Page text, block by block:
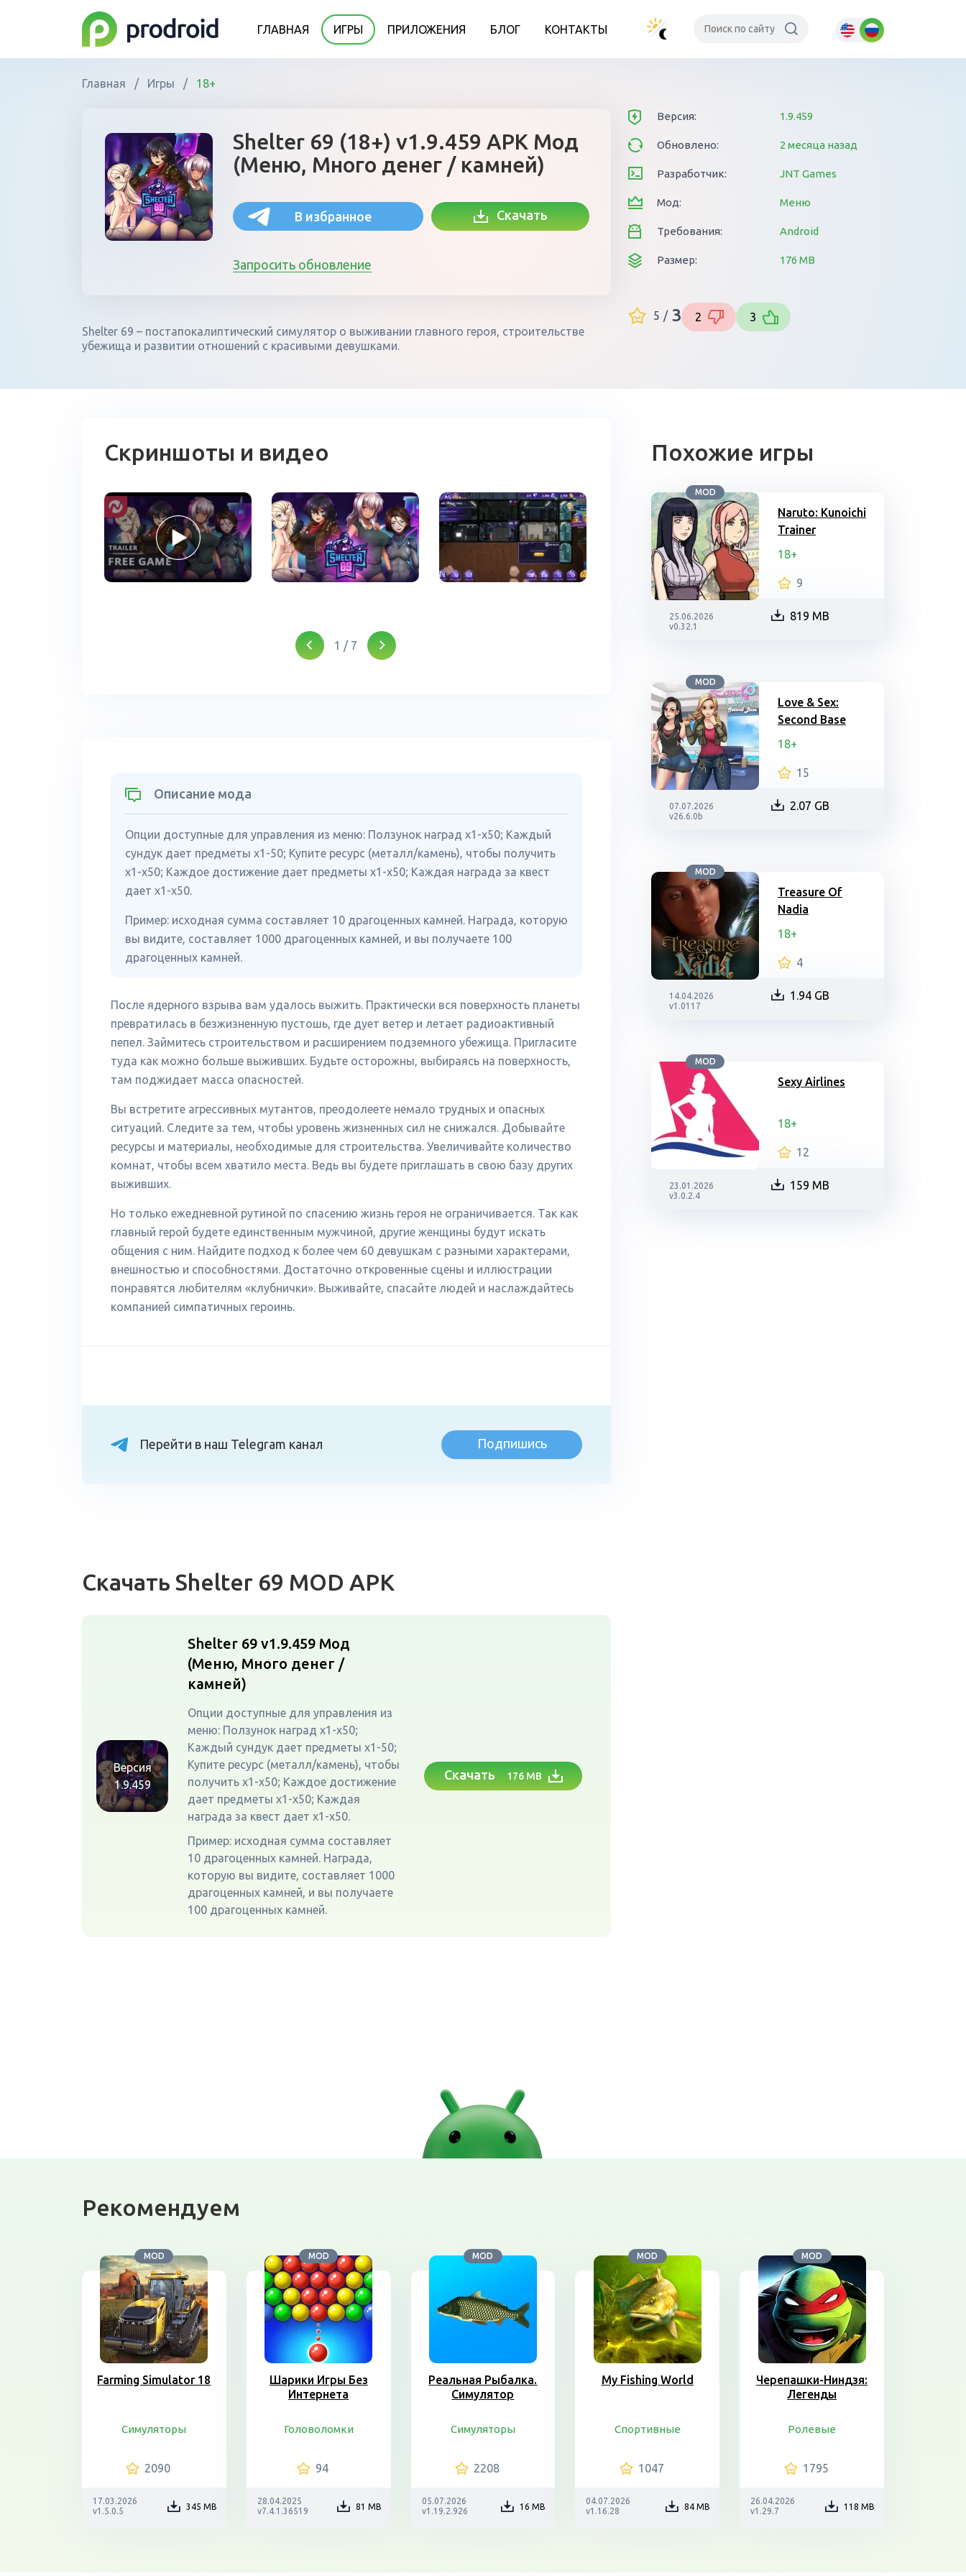
ГЛАВНАЯ ИГРЫ ПРИЛОЖЕНИЯ БЛОГ КОНТАКТЫ
Главная / Игры / 18+
Shelter 69 (18+) v1.9.459 APK Мод
(Меню, Много денег / камней)
В избранное Скачать
Запросить обновление
Shelter 69 – постапокалиптический симулятор о выживании главного героя, строительстве
убежища и развитии отношений с красивыми девушками.
Версия: 1.9.459
Обновлено: 2 месяца назад
Разработчик: JNT Games
Мод: Меню
Требования: Android
Размер: 176 MB
5 / 3 2 3
Скриншоты и видео
1 / 7
Описание мода
Опции доступные для управления из меню: Ползунок наград x1-x50; Каждый
сундук дает предметы x1-50; Купите ресурс (металл/камень), чтобы получить
x1-x50; Каждое достижение дает предметы x1-x50; Каждая награда за квест
дает x1-x50.
Пример: исходная сумма составляет 10 драгоценных камней. Награда, которую
вы видите, составляет 1000 драгоценных камней, и вы получаете 100
драгоценных камней.
После ядерного взрыва вам удалось выжить. Практически вся поверхность планеты
превратилась в безжизненную пустошь, где дует ветер и летает радиоактивный
пепел. Займитесь строительством и расширением подземного убежища. Пригласите
туда как можно больше выживших. Будьте осторожны, выбираясь на поверхность,
там поджидает масса опасностей.
Вы встретите агрессивных мутантов, преодолеете немало трудных и опасных
ситуаций. Следите за тем, чтобы уровень жизненных сил не снижался. Добывайте
ресурсы и материалы, необходимые для строительства. Увеличивайте количество
комнат, чтобы всем хватило места. Ведь вы будете приглашать в свою базу других
выживших.
Но только ежедневной рутиной по спасению жизнь героя не ограничивается. Так как
главный герой будете единственным мужчиной, другие женщины будут искать
общения с ним. Найдите подход к более чем 60 девушкам с разными характерами,
внешностью и способностями. Достаточно откровенные сцены и иллюстрации
понравятся любителям «клубнички». Выживайте, спасайте людей и наслаждайтесь
компанией симпатичных героинь.
Перейти в наш Telegram канал Подпишись
Скачать Shelter 69 MOD APK
Версия
1.9.459
Shelter 69 v1.9.459 Мод
(Меню, Много денег /
камней)
Опции доступные для управления из
меню: Ползунок наград x1-x50;
Каждый сундук дает предметы x1-50;
Купите ресурс (металл/камень), чтобы
получить x1-x50; Каждое достижение
дает предметы x1-x50; Каждая
награда за квест дает x1-x50.
Пример: исходная сумма составляет
10 драгоценных камней. Награда,
которую вы видите, составляет 1000
драгоценных камней, и вы получаете
100 драгоценных камней.
Скачать 176 MB
Похожие игры
MOD
Naruto: Kunoichi
Trainer
18+
9
25.06.2026
v0.32.1
819 MB
MOD
Love & Sex:
Second Base
18+
15
07.07.2026
v26.6.0b
2.07 GB
MOD
Treasure Of
Nadia
18+
4
14.04.2026
v1.0117
1.94 GB
MOD
Sexy Airlines
18+
12
23.01.2026
v3.0.2.4
159 MB
Рекомендуем
MOD
Farming Simulator 18
Симуляторы
2090
17.03.2026
v1.5.0.5
345 MB
MOD
Шарики Игры Без
Интернета
Головоломки
94
28.04.2025
v7.4.1.36519
81 MB
MOD
Реальная Рыбалка.
Симулятор
Симуляторы
2208
05.07.2026
v1.19.2.926
16 MB
MOD
My Fishing World
Спортивные
1047
04.07.2026
v1.16.28
84 MB
MOD
Черепашки-Ниндзя:
Легенды
Ролевые
1795
26.04.2026
v1.29.7
118 MB